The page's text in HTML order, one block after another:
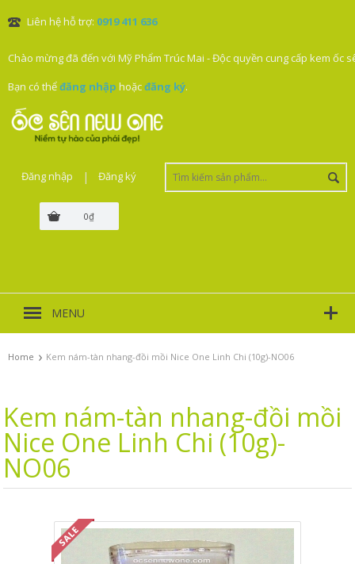
Liên hệ hỗ trợ: 0919 411 636
Chào mừng đã đến với Mỹ Phẩm Trúc Mai - Độc quyền cung cấp kem ốc
Bạn có thểđăng nhập hoặcđăng ký.
0₫
Đăng nhập | Đăng ký
MENU
Home › Kem nám-tàn nhang-đồi mồi Nice One Linh Chi (10g)-NO06
Kem nám-tàn nhang-đồi mồi
Nice One Linh Chi (10g)-
NO06